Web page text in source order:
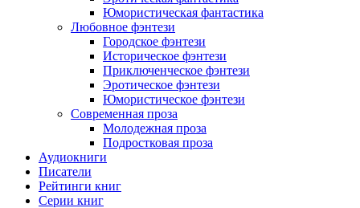
Юмористическая фантастика
Любовное фэнтези
Городское фэнтези
Историческое фэнтези
Приключенческое фэнтези
Эротическое фэнтези
Юмористическое фэнтези
Современная проза
Молодежная проза
Подростковая проза
Аудиокниги
Писатели
Рейтинги книг
Серии книг